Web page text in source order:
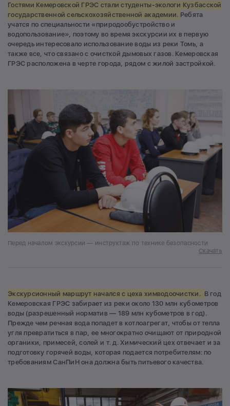
Гостями Кемеровской ГРЭС стали студенты-экологи Кузбасской
государственной сельскохозяйственной академии. Ребята
учатся по специальности «природообустройство и
водопользование», поэтому во время экскурсии их в первую
очередь интересовало использование воды из реки Томь, а
также все, что связано с очисткой дымовых газов. Кемеровская
ГРЭС расположена в черте города, рядом с жилой застройкой.
Перед началом экскурсии — инструктаж по технике безопасности
Скачать
Экскурсионный маршрут начался с цеха химводоочистки. В год
Кемеровская ГРЭС забирает из реки около 130 млн кубометров
воды (разрешенный норматив — 189 млн кубометров в год).
Прежде чем речная вода попадет в котлоагрегат, чтобы от тепла
угля превратиться в пар, ее многократно очищают от природной
органики, примесей, солей и т. д. Химический цех отвечает и за
подготовку горячей воды, которая подается потребителям: по
требованиям СанПиН она должна быть питьевого качества.